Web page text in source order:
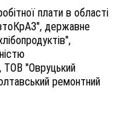
плати в області
державне
"Овруцький
ремонтний